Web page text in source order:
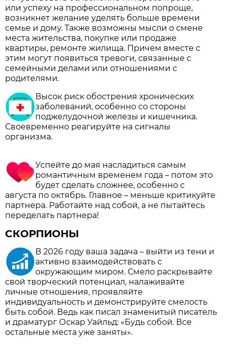
или успеху на профессиональном попроще,
возникнет желание уделять больше времени
семье и дому. Также возможны мысли о смене
места жительства, покупке или продаже
квартиры, ремонте жилища. Причем вместе с
этим могут появиться тревоги, связанные с
семейными делами или отношениями с
родителями.
Высок риск обострения хронических
заболеваний, особенно со стороны
поджелудочной железы и кишечника.
Своевременно реагируйте на сигналы
организма.
Успейте до мая насладиться самым
романтичным временем года – потом это
будет сделать сложнее, особенно с
августа по октябрь. Главное – меньше критикуйте
партнера. Работайте над собой, а не пытайтесь
переделать партнера!
СКОРПИОНЫ
В 2026 году ваша задача – выйти из тени и
активно взаимодействовать с
окружающим миром. Смело раскрывайте
свой творческий потенциал, налаживайте
личные отношения, проявляйте
индивидуальность и демонстрируйте смелость
быть собой. Ведь как писал знаменитый писатель
и драматург Оскар Уайльд: «Будь собой. Все
остальные места уже заняты».